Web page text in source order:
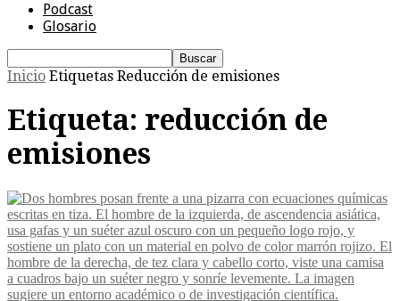
Podcast
Glosario
Inicio Etiquetas Reducción de emisiones
Etiqueta: reducción de
emisiones